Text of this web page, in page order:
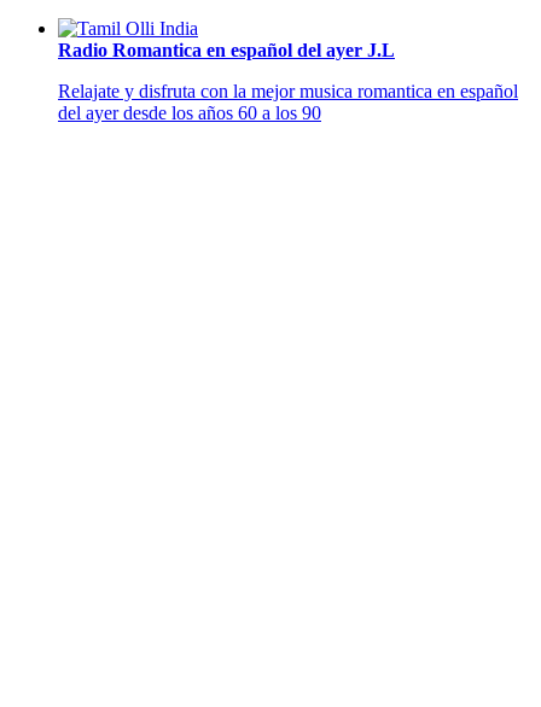
Radio Romantica en español del ayer J.L
Relajate y disfruta con la mejor musica romantica en español
del ayer desde los años 60 a los 90